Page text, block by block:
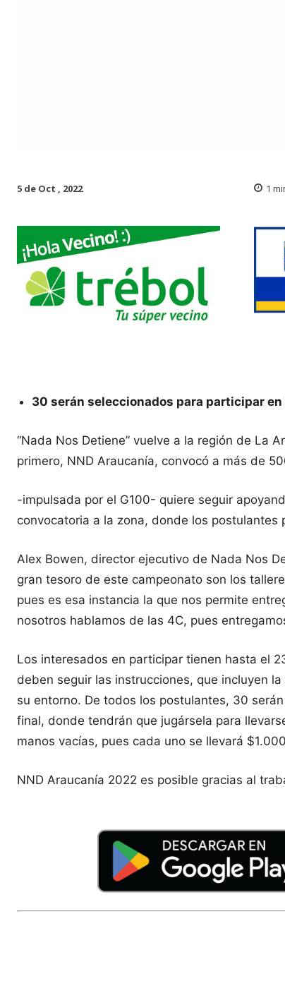
5 de Oct , 2022 1
30 serán seleccionados para participar
“Nada Nos Detiene” vuelve a la región de La
primero, NND Araucanía, convocó a más de
-impulsada por el G100- quiere seguir
convocatoria a la zona, donde los
Alex Bowen, director ejecutivo de Nada Nos
gran tesoro de este campeonato son los
pues es esa instancia la que nos permite
nosotros hablamos de las 4C, pues
Los interesados en participar tienen hasta el
deben seguir las instrucciones, que incluyen
su entorno. De todos los postulantes, 30
final, donde tendrán que jugársela para
manos vacías, pues cada uno se llevará
NND Araucanía 2022 es posible gracias al